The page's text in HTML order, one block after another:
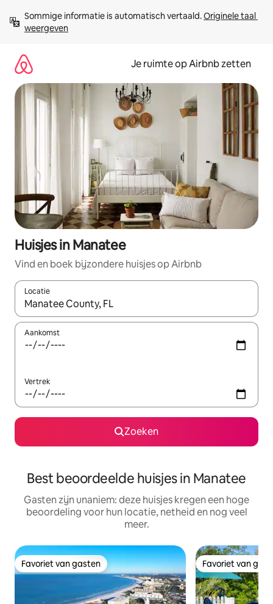
direct
naar
Sommige informatie is automatisch vertaald. Originele taal
weergeven
Je ruimte op Airbnb zetten
Huisjes in Manatee
Vind en boek bijzondere huisjes op Airbnb
Locatie
Wanneer er suggesties beschikbaar zijn, maak je een keuze
Aankomst
Vertrek
Zoeken
Best beoordeelde huisjes in Manatee
Gasten zijn unaniem: deze huisjes kregen een hoge
beoordeling voor hun locatie, netheid en nog veel
meer.
Favoriet van gasten
Favoriet van gasten Favoriet van
Favoriet van